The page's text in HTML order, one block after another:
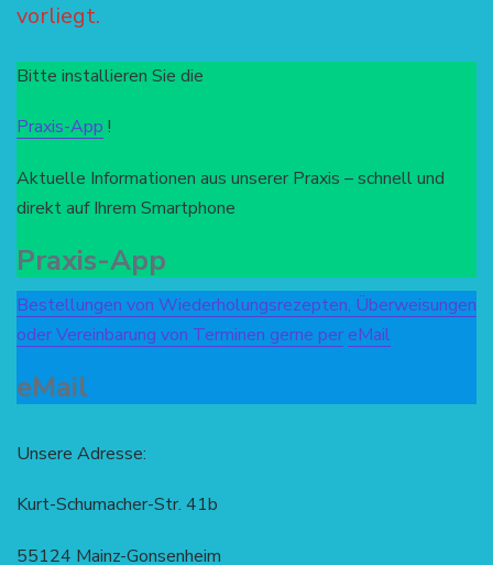
vorliegt.
Bitte installieren Sie die
Praxis-App !
Aktuelle Informationen aus unserer Praxis – schnell und
direkt auf Ihrem Smartphone
Praxis-App
Bestellungen von Wiederholungsrezepten, Überweisungen
oder Vereinbarung von Terminen gerne per eMail
eMail
Unsere Adresse:
Kurt-Schumacher-Str. 41b
55124 Mainz-Gonsenheim